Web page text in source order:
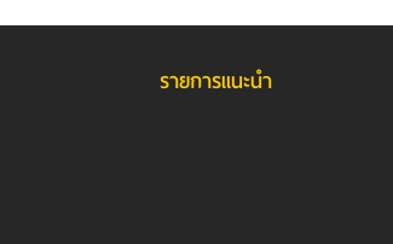
รายการแนะนำ